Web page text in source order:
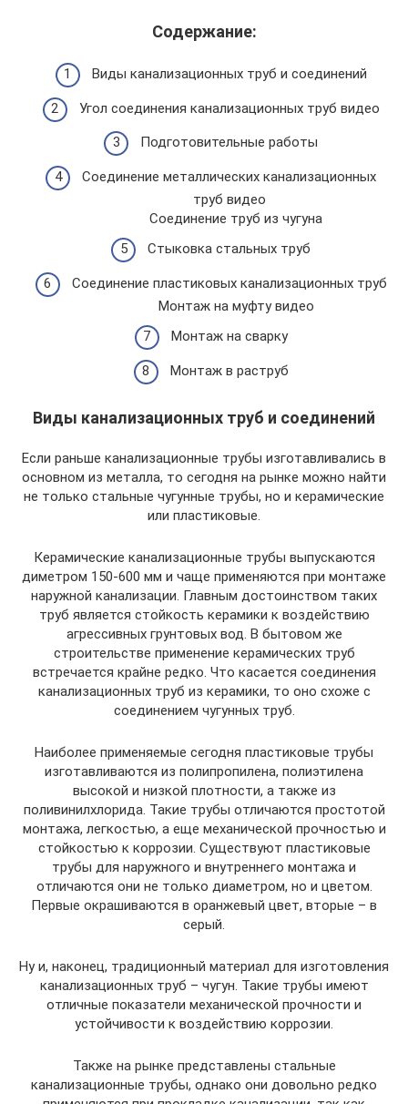
Содержание:
Виды канализационных труб и соединений
Угол соединения канализационных труб видео
Подготовительные работы
Соединение металлических канализационных
труб видео
Соединение труб из чугуна
Стыковка стальных труб
Соединение пластиковых канализационных труб
Монтаж на муфту видео
Монтаж на сварку
Монтаж в раструб
Виды канализационных труб и соединений
Если раньше канализационные трубы изготавливались в
основном из металла, то сегодня на рынке можно найти
не только стальные чугунные трубы, но и керамические
или пластиковые.
Керамические канализационные трубы выпускаются
диметром 150-600 мм и чаще применяются при монтаже
наружной канализации. Главным достоинством таких
труб является стойкость керамики к воздействию
агрессивных грунтовых вод. В бытовом же
строительстве применение керамических труб
встречается крайне редко. Что касается соединения
канализационных труб из керамики, то оно схоже с
соединением чугунных труб.
Наиболее применяемые сегодня пластиковые трубы
изготавливаются из полипропилена, полиэтилена
высокой и низкой плотности, а также из
поливинилхлорида. Такие трубы отличаются простотой
монтажа, легкостью, а еще механической прочностью и
стойкостью к коррозии. Существуют пластиковые
трубы для наружного и внутреннего монтажа и
отличаются они не только диаметром, но и цветом.
Первые окрашиваются в оранжевый цвет, вторые – в
серый.
Ну и, наконец, традиционный материал для изготовления
канализационных труб – чугун. Такие трубы имеют
отличные показатели механической прочности и
устойчивости к воздействию коррозии.
Также на рынке представлены стальные
канализационные трубы, однако они довольно редко